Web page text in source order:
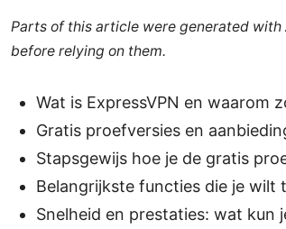
Parts of this article were generated
before relying on them.
Wat is ExpressVPN en waarom
Gratis proefversies en
Stapsgewijs hoe je de gratis
Belangrijkste functies die je wilt
Snelheid en prestaties: wat kun